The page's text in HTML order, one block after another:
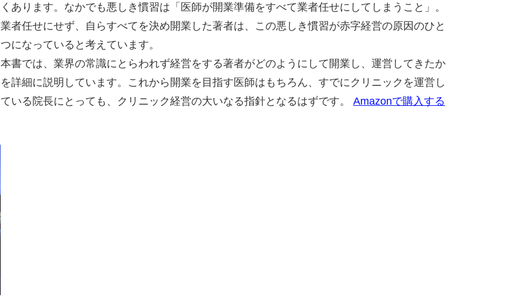
くあります。なかでも悪しき慣習は「医師が開業準備をすべて業者任せにしてしまうこと」。
業者任せにせず、自らすべてを決め開業した著者は、この悪しき慣習が赤字経営の原因のひと
つになっていると考えています。
本書では、業界の常識にとらわれず経営をする著者がどのようにして開業し、運営してきたか
を詳細に説明しています。これから開業を目指す医師はもちろん、すでにクリニックを運営し
ている院長にとっても、クリニック経営の大いなる指針となるはずです。 Amazonで購入する